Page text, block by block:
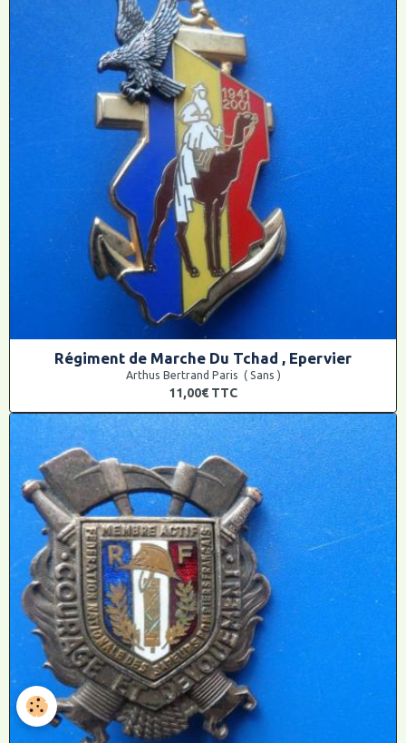
Régiment de Marche Du Tchad , Epervier
Arthus Bertrand Paris ( Sans )
11,00€ TTC